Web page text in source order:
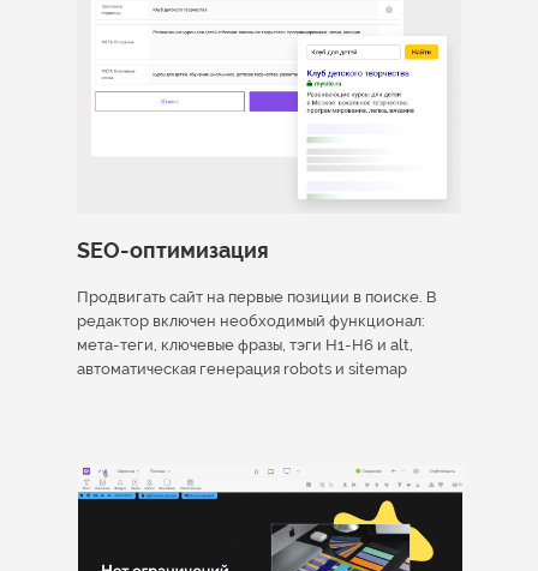
SEO-оптимизация
Продвигать сайт на первые позиции в поиске. В
редактор включен необходимый функционал:
мета-теги, ключевые фразы, тэги H1-H6 и alt,
автоматическая генерация robots и sitemap